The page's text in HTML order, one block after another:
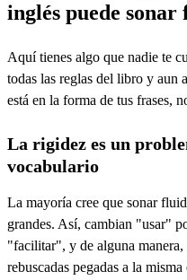
inglés puede sonar
Aquí tienes algo que nadie te
todas las reglas del libro y aun
está en la forma de tus frases,
La rigidez es un
vocabulario
La mayoría cree que sonar
grandes. Así, cambian "usar"
"facilitar", y de alguna manera,
rebuscadas pegadas a la